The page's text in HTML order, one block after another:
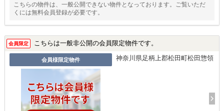
こちらの物件は、一般公開できない物件となっております。ご覧いただ
くには無料会員登録が必要です。
会員限定 こちらは一般非公開の会員限定物件です。
会員様限定物件 神奈川県足柄上郡松田町松田惣領